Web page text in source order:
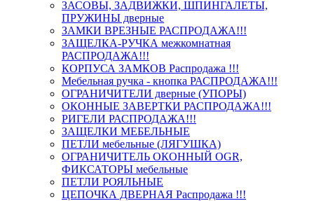
ЗАСОВЫ, ЗАДВИЖКИ, ШПИНГАЛЕТЫ,
ПРУЖИНЫ дверные
ЗАМКИ ВРЕЗНЫЕ РАСПРОДАЖА!!!
ЗАЩЕЛКА-РУЧКА межкомнатная
РАСПРОДАЖА!!!
КОРПУСА ЗАМКОВ Распродажа !!!
Мебельная ручка - кнопка РАСПРОДАЖА!!!
ОГРАНИЧИТЕЛИ дверные (УПОРЫ)
ОКОННЫЕ ЗАВЕРТКИ РАСПРОДАЖА!!!
РИГЕЛИ РАСПРОДАЖА!!!
ЗАЩЕЛКИ МЕБЕЛЬНЫЕ
ПЕТЛИ мебельные (ЛЯГУШКА)
ОГРАНИЧИТЕЛЬ ОКОННЫЙ OGR,
ФИКСАТОРЫ мебельные
ПЕТЛИ РОЯЛЬНЫЕ
ЦЕПОЧКА ДВЕРНАЯ Распродажа !!!